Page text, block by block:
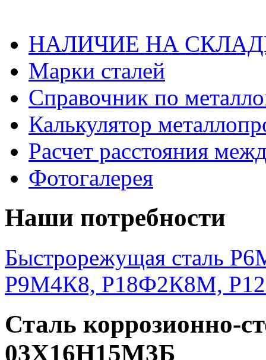
НАЛИЧИЕ НА
Марки сталей
Справочник по
Калькулятор
Расчет расстояния
Фотогалерея
Наши потребности
Быстрорежущая сталь
Р9М4К8, Р18Ф2К8М,
Сталь коррозионно-
03Х16Н15М3Б